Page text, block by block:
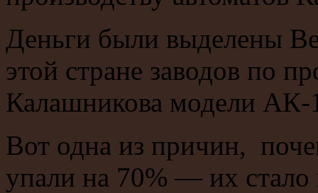
Деньги были выделены
этой стране заводов по
Калашникова модели АК-
Вот одна из причин,
упали на 70% — их стало